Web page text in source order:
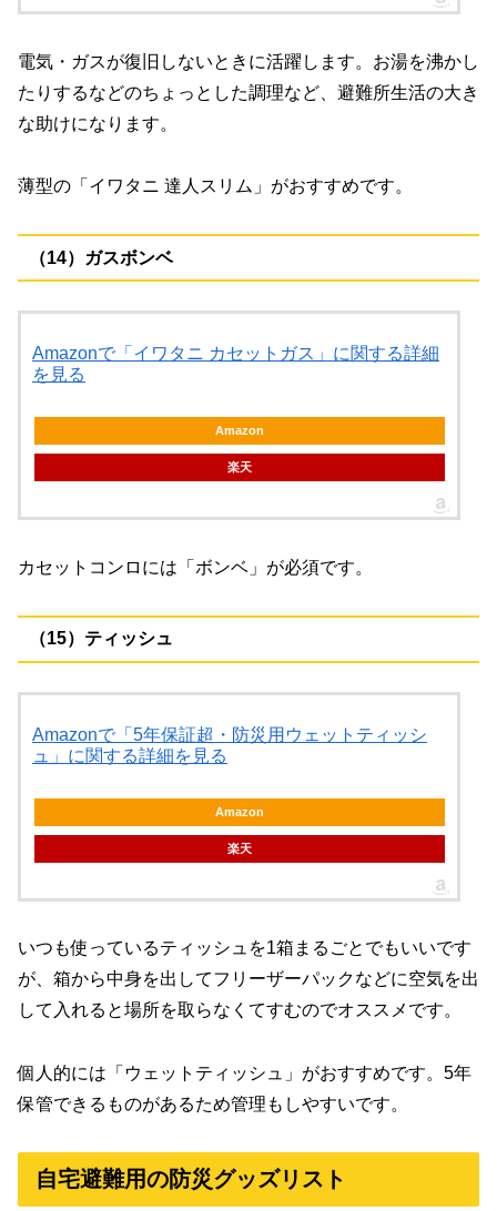
電気・ガスが復旧しないときに活躍します。お湯を沸かし
たりするなどのちょっとした調理など、避難所生活の大き
な助けになります。
薄型の「イワタニ 達人スリム」がおすすめです。
（14）ガスボンベ
Amazonで「イワタニ カセットガス」に関する詳細
を見る
Amazon
楽天
カセットコンロには「ボンベ」が必須です。
（15）ティッシュ
Amazonで「5年保証超・防災用ウェットティッシ
ュ」に関する詳細を見る
Amazon
楽天
いつも使っているティッシュを1箱まるごとでもいいです
が、箱から中身を出してフリーザーパックなどに空気を出
して入れると場所を取らなくてすむのでオススメです。
個人的には「ウェットティッシュ」がおすすめです。5年
保管できるものがあるため管理もしやすいです。
自宅避難用の防災グッズリスト